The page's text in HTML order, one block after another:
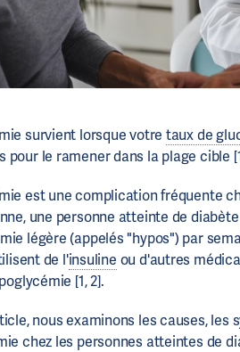
survient lorsque votre taux de
pour le ramener dans la plage cible
est une complication fréquente
une personne atteinte de
légère (appelés "hypos") par
de l'insuline ou d'autres
[1, 2].
nous examinons les causes, les
chez les personnes atteintes de